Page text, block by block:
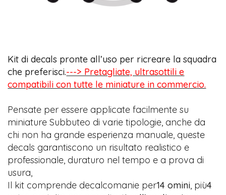
Kit di decals pronte all’uso per ricreare la squadra
che preferisci.---> Pretagliate, ultrasottili e
compatibili con tutte le miniature in commercio.
Pensate per essere applicate facilmente su
miniature Subbuteo di varie tipologie, anche da
chi non ha grande esperienza manuale, queste
decals garantiscono un risultato realistico e
professionale, duraturo nel tempo e a prova di
usura,
Il kit comprende decalcomanie per14 omini, più4